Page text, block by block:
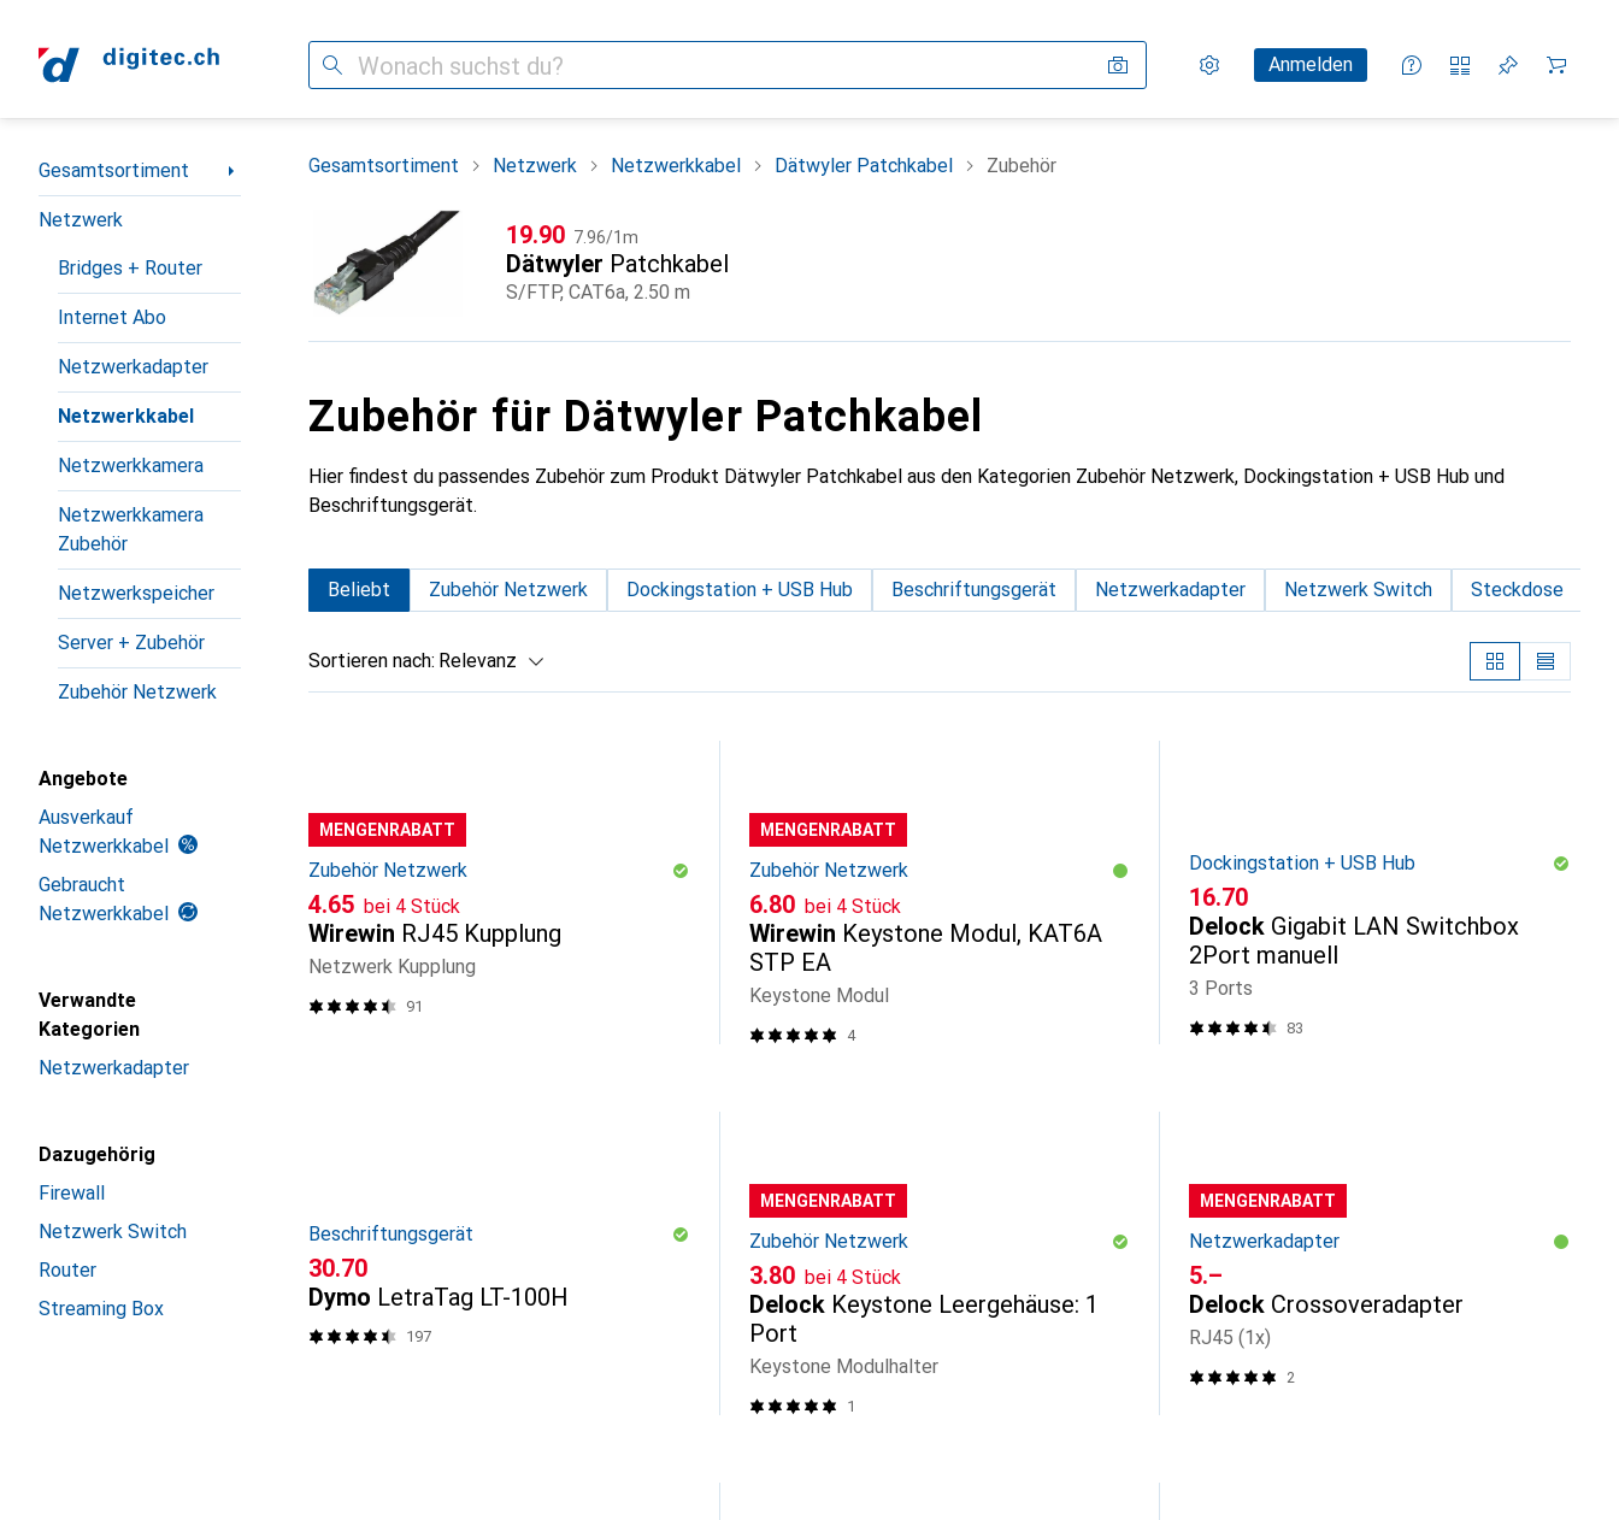
Suche Einstellungen
KundenkontoAnmelden
Vergleichslisten
Merklisten
Warenkorb
Navigation nach Kategorien
Gesamtsortiment
Netzwerk
Bridges + Router
Internet Abo
Netzwerkadapter
Netzwerkkabel
Netzwerkkamera
Netzwerkkamera
Zubehör
Netzwerkspeicher
Server + Zubehör
Zubehör Netzwerk
Angebote
Ausverkauf
Netzwerkkabel
Gebraucht
Netzwerkkabel
Verwandte
Kategorien
Netzwerkadapter
Dazugehörig
Firewall
Netzwerk Switch
Router
Streaming Box
Gesamtsortiment Netzwerk Netzwerkkabel Dätwyler Patchkabel Zubehör
CHF
19.90 CHF
7.96/1m
Dätwyler Patchkabel
S/FTP, CAT6a, 2.50 m
Zubehör für Dätwyler Patchkabel
Hier findest du passendes Zubehör zum Produkt Dätwyler Patchkabel aus den Kategorien Zubehör Netzwerk, Dockingstation + USB Hub und
Beschriftungsgerät.
Beliebt Zubehör Netzwerk Dockingstation + USB Hub Beschriftungsgerät Netzwerkadapter Netzwerk Switch Steckdose
Sortieren nach: Relevanz
MENGENRABATT
Zubehör Netzwerk
CHF
4.65 bei 4 Stück
Wirewin RJ45 Kupplung
Netzwerk Kupplung
91
MENGENRABATT
Zubehör Netzwerk
CHF
6.80 bei 4 Stück
Wirewin Keystone Modul, KAT6A
STP EA
Keystone Modul
4
Dockingstation + USB Hub
CHF
16.70
Delock Gigabit LAN Switchbox
2Port manuell
3 Ports
83
Beschriftungsgerät
CHF
30.70
Dymo LetraTag LT-100H
197
MENGENRABATT
Zubehör Netzwerk
CHF
3.80 bei 4 Stück
Delock Keystone Leergehäuse: 1
Port
Keystone Modulhalter
1
MENGENRABATT
Netzwerkadapter
CHF
5.–
Delock Crossoveradapter
RJ45 (1x)
2